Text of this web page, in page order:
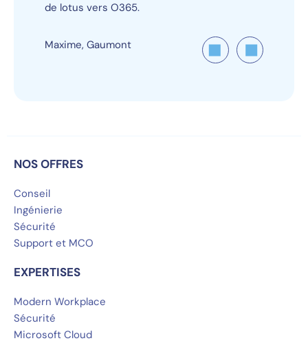
de lotus vers O365.
Maxime, Gaumont
NOS OFFRES
Conseil
Ingénierie
Sécurité
Support et MCO
EXPERTISES
Modern Workplace
Sécurité
Microsoft Cloud